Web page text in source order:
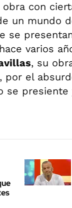
con
un mundo
se
varios
, su
, por el
se